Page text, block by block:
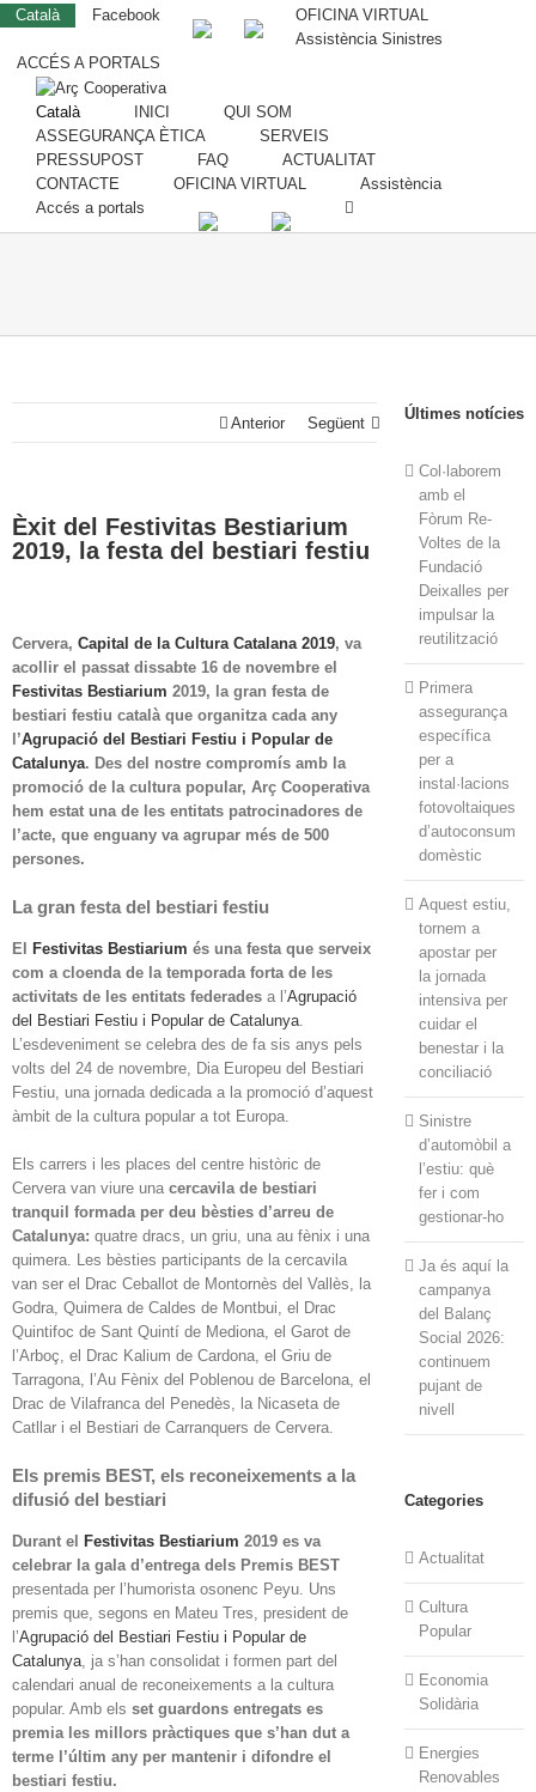
Català Facebook
OFICINA VIRTUAL
Assistència Sinistres
ACCÉS A PORTALS
Català INICI
QUI SOM
ASSEGURANÇA ÈTICA
SERVEIS
PRESSUPOST
FAQ
ACTUALITAT
CONTACTE
OFICINA VIRTUAL
Assistència
Accés a portals
Anterior Següent
Èxit del Festivitas Bestiarium
2019, la festa del bestiari festiu
Cervera, Capital de la Cultura Catalana 2019, va
acollir el passat dissabte 16 de novembre el
Festivitas Bestiarium 2019, la gran festa de
bestiari festiu català que organitza cada any
l’Agrupació del Bestiari Festiu i Popular de
Catalunya. Des del nostre compromís amb la
promoció de la cultura popular, Arç Cooperativa
hem estat una de les entitats patrocinadores de
l’acte, que enguany va agrupar més de 500
persones.
La gran festa del bestiari festiu
El Festivitas Bestiarium és una festa que serveix
com a cloenda de la temporada forta de les
activitats de les entitats federades a l’Agrupació
del Bestiari Festiu i Popular de Catalunya.
L’esdeveniment se celebra des de fa sis anys pels
volts del 24 de novembre, Dia Europeu del Bestiari
Festiu, una jornada dedicada a la promoció d’aquest
àmbit de la cultura popular a tot Europa.
Els carrers i les places del centre històric de
Cervera van viure una cercavila de bestiari
tranquil formada per deu bèsties d’arreu de
Catalunya: quatre dracs, un griu, una au fènix i una
quimera. Les bèsties participants de la cercavila
van ser el Drac Ceballot de Montornès del Vallès, la
Godra, Quimera de Caldes de Montbui, el Drac
Quintifoc de Sant Quintí de Mediona, el Garot de
l’Arboç, el Drac Kalium de Cardona, el Griu de
Tarragona, l’Au Fènix del Poblenou de Barcelona, el
Drac de Vilafranca del Penedès, la Nicaseta de
Catllar i el Bestiari de Carranquers de Cervera.
Els premis BEST, els reconeixements a la
difusió del bestiari
Durant el Festivitas Bestiarium 2019 es va
celebrar la gala d’entrega dels Premis BEST
presentada per l’humorista osonenc Peyu. Uns
premis que, segons en Mateu Tres, president de
l’Agrupació del Bestiari Festiu i Popular de
Catalunya, ja s’han consolidat i formen part del
calendari anual de reconeixements a la cultura
popular. Amb els set guardons entregats es
premia les millors pràctiques que s’han dut a
terme l’últim any per mantenir i difondre el
bestiari festiu.
Últimes notícies
Col·laborem
amb el
Fòrum Re-
Voltes de la
Fundació
Deixalles per
impulsar la
reutilització
Primera
assegurança
específica
per a
instal·lacions
fotovoltaiques
d’autoconsum
domèstic
Aquest estiu,
tornem a
apostar per
la jornada
intensiva per
cuidar el
benestar i la
conciliació
Sinistre
d’automòbil a
l’estiu: què
fer i com
gestionar-ho
Ja és aquí la
campanya
del Balanç
Social 2026:
continuem
pujant de
nivell
Categories
Actualitat
Cultura
Popular
Economia
Solidària
Energies
Renovables